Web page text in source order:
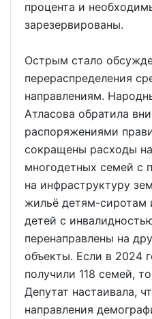
процента и
зарезервированы.
Острым стало
перераспределения
направлениям.
Атласова обратила
распоряжениями
сокращены расходы
многодетных семей с
на инфраструктуру
жильё детям-
детей с
перенаправлены на
объекты. Если в 2024
получили 118 семей,
Депутат настаивала,
направления